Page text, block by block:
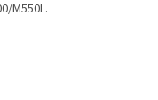
M550L.